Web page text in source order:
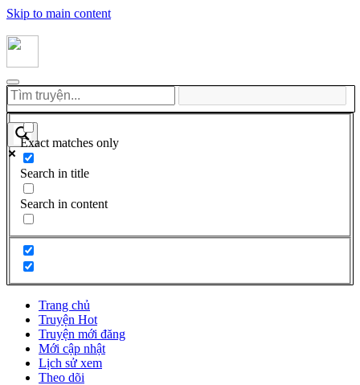
Skip to main content
Exact matches only
Search in title
Search in content
Trang chủ
Truyện Hot
Truyện mới đăng
Mới cập nhật
Lịch sử xem
Theo dõi